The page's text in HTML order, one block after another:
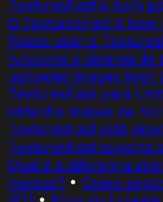
TexturesFast é bom
O TexturesFast é
Posso usar o
funciona o sistema de
uploaded images kept
TexturesFast para
obtenho mapas de
TexturesFast está
TexturesFast suporta
Qual é a diferença
manual? • Como